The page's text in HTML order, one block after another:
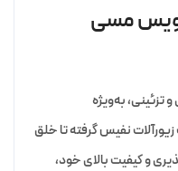
مسی
تزئینی، به‌ویژه
نفیس گرفته تا خلق
آویسا2 با انعطاف‌پذیری و کیفیت بالای خود،